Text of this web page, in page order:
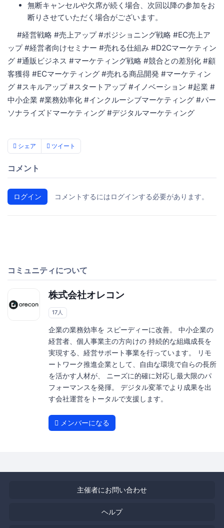
無断キャンセルや欠席が続く場合、次回以降の参加をお
断りさせていただく場合がございます。
#経営戦略 #売上アップ #ポジショニング戦略 #EC売上ア
ップ #経営者向けセミナー #売れる仕組み #D2Cマーケティン
グ #通販ビジネス #マーケティング戦略 #競合との差別化 #顧
客獲得 #ECマーケティング #売れる商品開発 #マーケティン
グ #スキルアップ #スタートアップ #イノベーション #起業 #
中小企業 #業務効率化 #インクルーシブマーケティング #パー
ソナライズドマーケティング #デジタルマーケティング
シェア ツイート
コメント
ログイン コメントするにはログインする必要があります。
コミュニティについて
株式会社オレコン
17人
企業の業務効率を スピーディーに改善。 中小企業の
経営者、個人事業主の方向けの 持続的な組織成長を
実現する、経営サポート事業を行っています。 リモ
ートワーク推進企業として、自由な環境で自らの長所
を活かす人材が、 ニーズに的確に対応し最大限のパ
フォーマンスを発揮。 デジタル変革でより成果を出
す会社運営をトータルで支援します。
メンバーになる
主催者にお問い合わせ
ヘルプ